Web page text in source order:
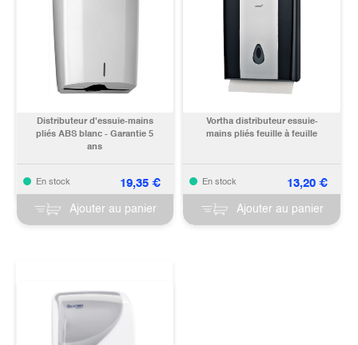
Distributeur d'essuie-mains
pliés ABS blanc - Garantie 5
ans
En stock 19,35€
Ajouter au panier
Vortha distributeur essuie-
mains pliés feuille à feuille
En stock 13,20€
Ajouter au panier